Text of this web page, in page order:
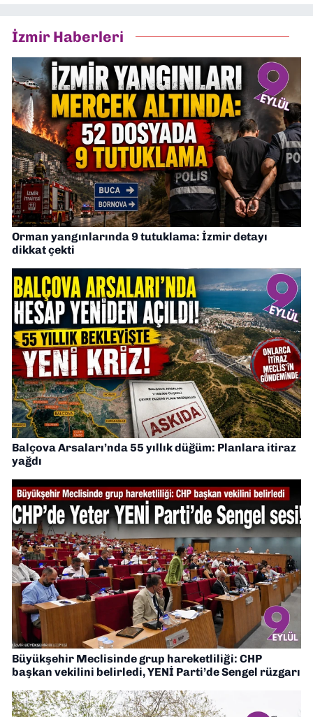
İzmir Haberleri
Orman yangınlarında 9 tutuklama: İzmir detayı
dikkat çekti
Balçova Arsaları’nda 55 yıllık düğüm: Planlara itiraz
yağdı
Büyükşehir Meclisinde grup hareketliliği: CHP
başkan vekilini belirledi, YENİ Parti’de Sengel rüzgarı